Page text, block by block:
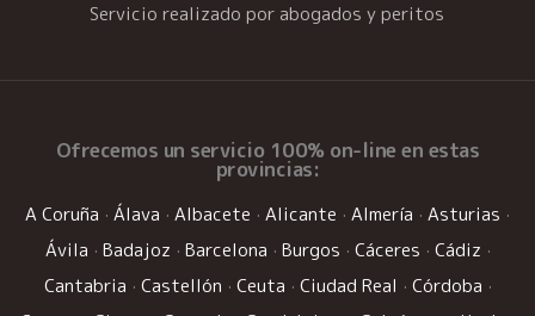
Servicio realizado por abogados y peritos
Ofrecemos un servicio 100% on-line en estas
provincias:
A Coruña · Álava · Albacete · Alicante · Almería · Asturias ·
Ávila · Badajoz · Barcelona · Burgos · Cáceres · Cádiz ·
Cantabria · Castellón · Ceuta · Ciudad Real · Córdoba ·